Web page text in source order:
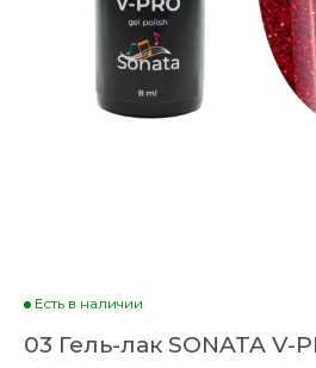
Есть в наличии
03 Гель-лак SONATA V-